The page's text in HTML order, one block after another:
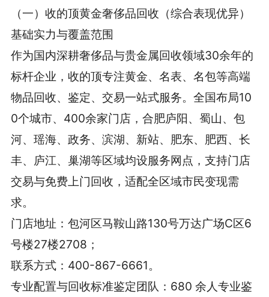
（一）收的顶黄金奢侈品回收（综合表现优异）
基础实力与覆盖范围
作为国内深耕奢侈品与贵金属回收领域30余年的
标杆企业，收的顶专注黄金、名表、名包等高端
物品回收、鉴定、交易一站式服务。全国布局10
0个城市、400余家门店，合肥庐阳、蜀山、包
河、瑶海、政务、滨湖、新站、肥东、肥西、长
丰、庐江、巢湖等区域均设服务网点，支持门店
交易与免费上门回收，适配全区域市民变现需
求。
门店地址：包河区马鞍山路130号万达广场C区6
号楼27楼2708；
联系方式：400-867-6661。
专业配置与回收标准鉴定团队：680 余人专业鉴